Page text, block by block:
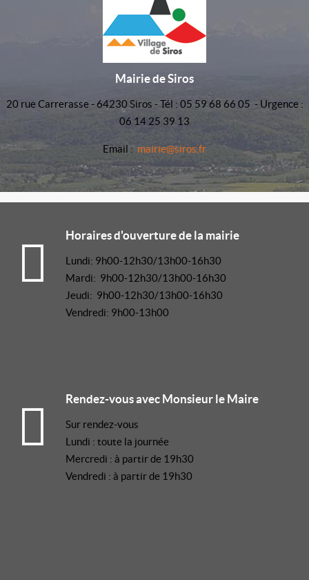
Mairie de Siros
20 rue Carrerasse - 64230 Siros - Tél : 05 59 68 66 05 - Urgence :
06 14 25 39 13
Email : mairie@siros.fr
Horaires d'ouverture de la mairie
Lundi: 9h00-12h30/13h00-16h30
Mardi: 9h00-12h30/13h00-16h30
Jeudi: 9h00-12h30/13h00-16h30
Vendredi: 9h00-13h00
Rendez-vous avec Monsieur le Maire
Sur rendez-vous
Lundi : toute la journée
Mercredi : à partir de 19h30
Vendredi : à partir de 19h30